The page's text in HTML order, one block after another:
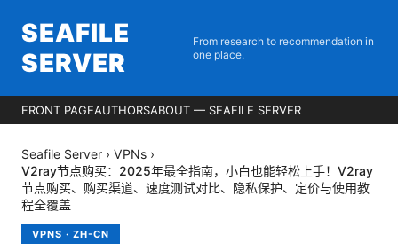
SEAFILE
SERVER
From research to recommendation in
one place.
FRONT PAGEAUTHORSABOUT — SEAFILE SERVER
Seafile Server › VPNs ›
V2ray节点购买：2025年最全指南，小白也能轻松上手！V2ray
节点购买、购买渠道、速度测试对比、隐私保护、定价与使用教
程全覆盖
VPNS · ZH-CN